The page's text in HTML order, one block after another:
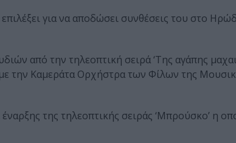
για να αποδώσει συνθέσεις του στο
από την τηλεοπτική σειρά ‘Της αγάπης
την Καμεράτα Ορχήστρα των Φίλων της
της τηλεοπτικής σειράς ‘Μπρούσκο’ η